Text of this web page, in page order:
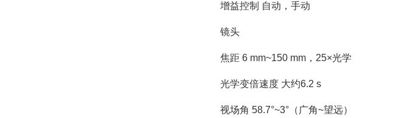
增益控制 自动，手动
镜头
焦距 6 mm~150 mm，25×光学
光学变倍速度 大约6.2 s
视场角 58.7°~3°（广角~望远）